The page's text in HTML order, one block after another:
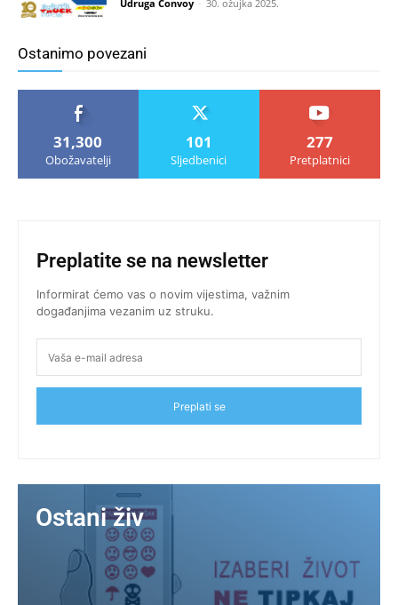
Udruga Convoy - 30. ožujka 2025.
Ostanimo povezani
31,300
Obožavatelji
101
Sljedbenici
277
Pretplatnici
Preplatite se na newsletter
Informirat ćemo vas o novim vijestima, važnim
događanjima vezanim uz struku.
Preplati se
Ostani živ